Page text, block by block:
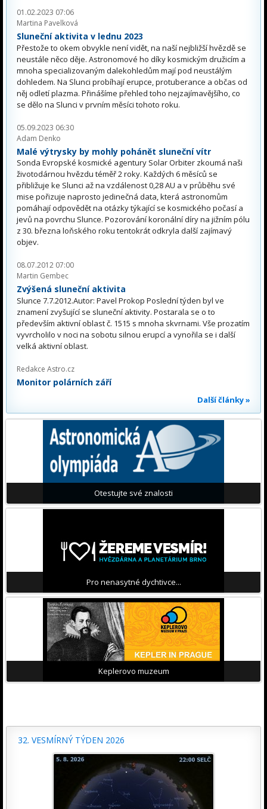
01.02.2023 07:06
Martina Pavelková
Sluneční aktivita v lednu 2023
Přestože to okem obvykle není vidět, na naší nejbližší hvězdě se
neustále něco děje. Astronomové ho díky kosmickým družicím a
mnoha specializovaným dalekohledům mají pod neustálým
dohledem. Na Slunci probíhají erupce, protuberance a občas od
něj odletí plazma. Přinášíme přehled toho nejzajímavějšího, co
se dělo na Slunci v prvním měsíci tohoto roku.
05.09.2023 06:30
Adam Denko
Malé výtrysky by mohly pohánět sluneční vítr
Sonda Evropské kosmické agentury Solar Orbiter zkoumá naši
životodárnou hvězdu téměř 2 roky. Každých 6 měsíců se
přibližuje ke Slunci až na vzdálenost 0,28 AU a v průběhu své
mise pořizuje naprosto jedinečná data, která astronomům
pomáhají odpovědět na otázky týkající se kosmického počasí a
jevů na povrchu Slunce. Pozorování koronální díry na jižním pólu
z 30. března loňského roku tentokrát odkryla další zajímavý
objev.
08.07.2012 07:00
Martin Gembec
Zvýšená sluneční aktivita
Slunce 7.7.2012.Autor: Pavel Prokop Poslední týden byl ve
znamení zvyšující se sluneční aktivity. Postarala se o to
především aktivní oblast č. 1515 s mnoha skvrnami. Vše prozatím
vyvrcholilo v noci na sobotu silnou erupcí a vynořila se i další
velká aktivní oblast.
Redakce Astro.cz
Monitor polárních září
Další články »
Otestujte své znalosti
Pro nenasytné dychtivce...
Keplerovo muzeum
32. VESMÍRNÝ TÝDEN 2026